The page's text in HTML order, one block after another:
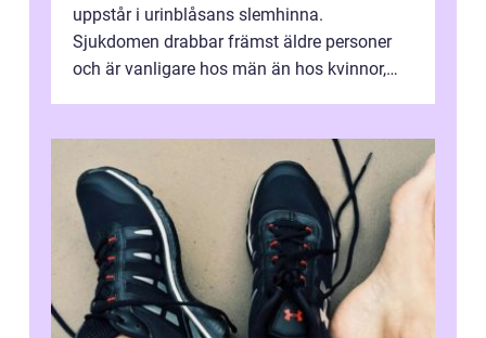
uppstår i urinblåsans slemhinna.
Sjukdomen drabbar främst äldre personer
och är vanligare hos män än hos kvinnor,